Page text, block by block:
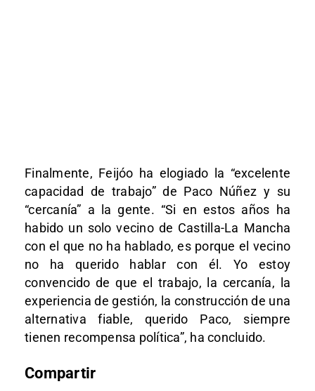
Finalmente, Feijóo ha elogiado la “excelente
capacidad de trabajo” de Paco Núñez y su
“cercanía” a la gente. “Si en estos años ha
habido un solo vecino de Castilla-La Mancha
con el que no ha hablado, es porque el vecino
no ha querido hablar con él. Yo estoy
convencido de que el trabajo, la cercanía, la
experiencia de gestión, la construcción de una
alternativa fiable, querido Paco, siempre
tienen recompensa política”, ha concluido.
Compartir